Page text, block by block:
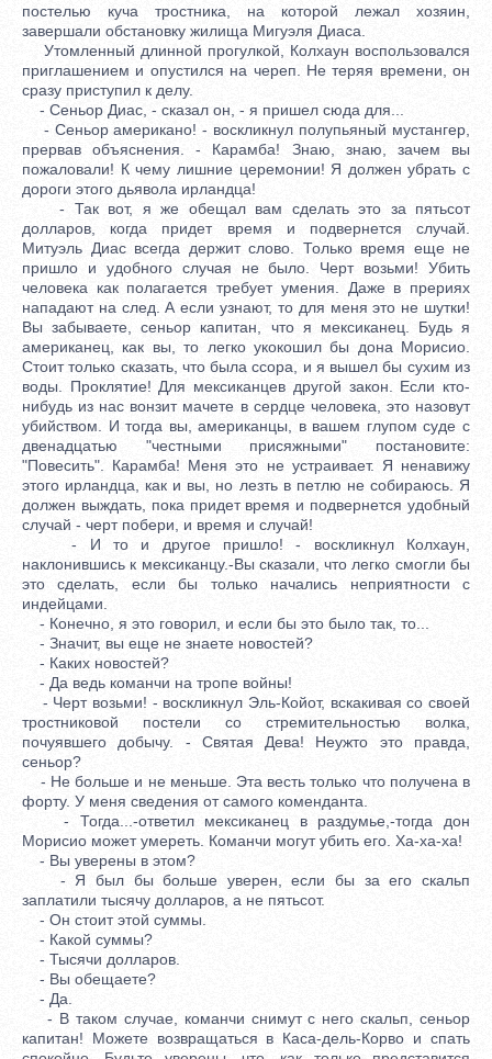
постелью куча тростника, на которой лежал хозяин,
завершали обстановку жилища Мигуэля Диаса.
Утомленный длинной прогулкой, Колхаун воспользовался
приглашением и опустился на череп. Не теряя времени, он
сразу приступил к делу.
- Сеньор Диас, - сказал он, - я пришел сюда для...
- Сеньор американо! - воскликнул полупьяный мустангер,
прервав объяснения. - Карамба! Знаю, знаю, зачем вы
пожаловали! К чему лишние церемонии! Я должен убрать с
дороги этого дьявола ирландца!
- Так вот, я же обещал вам сделать это за пятьсот
долларов, когда придет время и подвернется случай.
Митуэль Диас всегда держит слово. Только время еще не
пришло и удобного случая не было. Черт возьми! Убить
человека как полагается требует умения. Даже в прериях
нападают на след. А если узнают, то для меня это не шутки!
Вы забываете, сеньор капитан, что я мексиканец. Будь я
американец, как вы, то легко укокошил бы дона Морисио.
Стоит только сказать, что была ссора, и я вышел бы сухим из
воды. Проклятие! Для мексиканцев другой закон. Если кто-
нибудь из нас вонзит мачете в сердце человека, это назовут
убийством. И тогда вы, американцы, в вашем глупом суде с
двенадцатью "честными присяжными" постановите:
"Повесить". Карамба! Меня это не устраивает. Я ненавижу
этого ирландца, как и вы, но лезть в петлю не собираюсь. Я
должен выждать, пока придет время и подвернется удобный
случай - черт побери, и время и случай!
- И то и другое пришло! - воскликнул Колхаун,
наклонившись к мексиканцу.-Вы сказали, что легко смогли бы
это сделать, если бы только начались неприятности с
индейцами.
- Конечно, я это говорил, и если бы это было так, то...
- Значит, вы еще не знаете новостей?
- Каких новостей?
- Да ведь команчи на тропе войны!
- Черт возьми! - воскликнул Эль-Койот, вскакивая co своей
тростниковой постели со стремительностью волка,
почуявшего добычу. - Святая Дева! Неужто это правда,
сеньор?
- Не больше и не меньше. Эта весть только что получена в
форту. У меня сведения от самого коменданта.
- Тогда...-ответил мексиканец в раздумье,-тогда дон
Морисио может умереть. Команчи могут убить его. Ха-ха-ха!
- Вы уверены в этом?
- Я был бы больше уверен, если бы за его скальп
заплатили тысячу долларов, а не пятьсот.
- Он стоит этой суммы.
- Какой суммы?
- Тысячи долларов.
- Вы обещаете?
- Да.
- В таком случае, команчи снимут с него скальп, сеньор
капитан! Можете возвращаться в Каса-дель-Корво и спать